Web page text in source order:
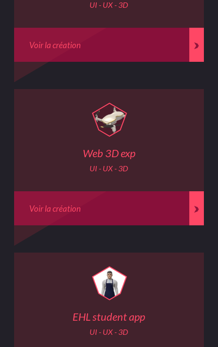
UI - UX - 3D
Voir la création
Web 3D exp
UI - UX - 3D
Voir la création
EHL student app
UI - UX - 3D